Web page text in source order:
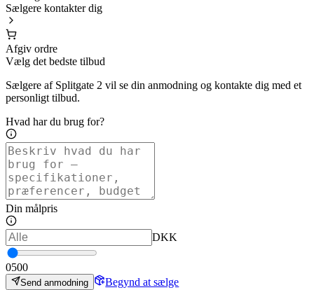
Sælgere kontakter dig
Afgiv ordre
Vælg det bedste tilbud
Sælgere af Splitgate 2 vil se din anmodning og kontakte dig med et
personligt tilbud.
Hvad har du brug for?
Din målpris
DKK
0500
Send anmodning
Begynd at sælge